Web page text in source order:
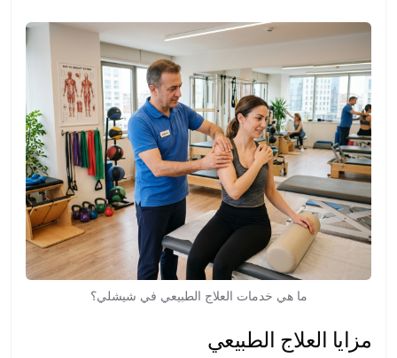
ما هي خدمات العلاج الطبيعي في شيشلي؟
مزايا العلاج الطبيعي